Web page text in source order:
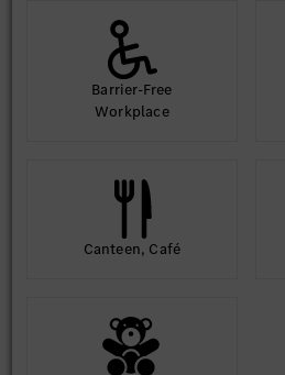
Barrier-Free
Workplace
Canteen, Café